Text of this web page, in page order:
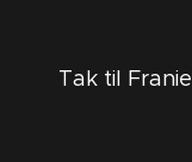
Tak til